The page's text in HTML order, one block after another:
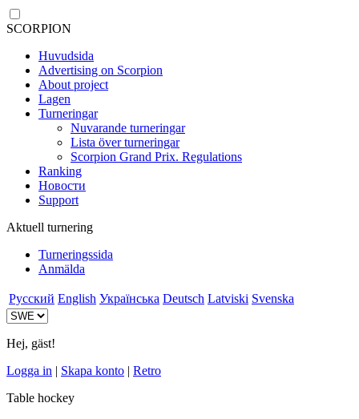
SCORPION
Huvudsida
Advertising on Scorpion
About project
Lagen
Turneringar
Nuvarande turneringar
Lista över turneringar
Scorpion Grand Prix. Regulations
Ranking
Новости
Support
Aktuell turnering
Turneringssida
Anmälda
Русский English Українська Deutsch Latviski Svenska
Hej, gäst!
Logga in | Skapa konto | Retro
Table hockey